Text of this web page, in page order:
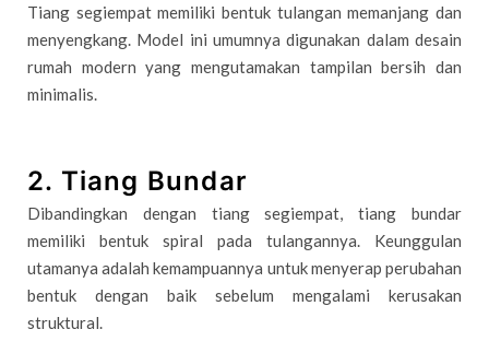
Tiang segiempat memiliki bentuk tulangan memanjang dan
menyengkang. Model ini umumnya digunakan dalam desain
rumah modern yang mengutamakan tampilan bersih dan
minimalis.
2. Tiang Bundar
Dibandingkan dengan tiang segiempat, tiang bundar
memiliki bentuk spiral pada tulangannya. Keunggulan
utamanya adalah kemampuannya untuk menyerap perubahan
bentuk dengan baik sebelum mengalami kerusakan
struktural.